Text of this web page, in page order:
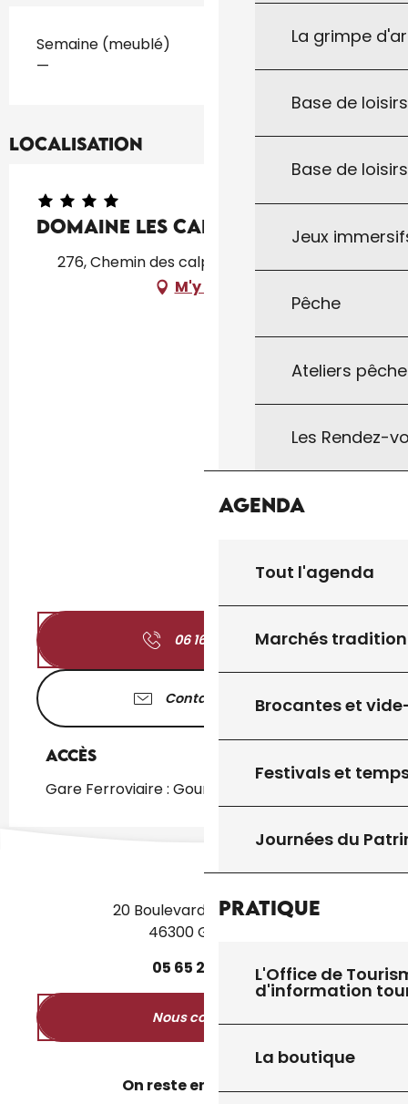
La grimpe
Base de
Base de
Jeux
Pêche
Ateliers
Les Rendez-
Agenda
Tout l'agenda
Marchés
Brocantes et
Festivals et
Journées du
Pratique
L'Office de
d'information
La boutique
Tarifs 2026
Semaine (meublé)
—
Localisation
Domaine Les Calpres
276, Chemin des calpres, 46300 Gourdon
M'y rendre
06 16 78 74 ▒▒
Contactez-nous
Accès
Accès
Gare Ferroviaire : Gourdon à 4km
20 Boulevard des Martyrs
46300 Gourdon
05 65 27 50
Nous contacter
On reste en contact ?